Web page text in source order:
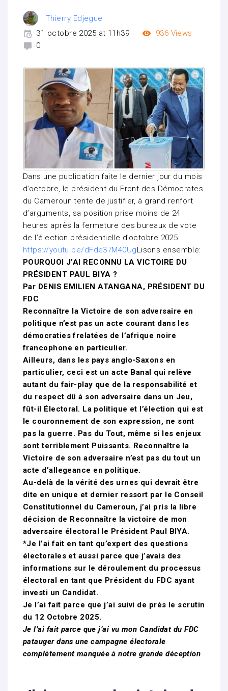
Thierry Edjegue
31 octobre 2025 at 11h39
936 Views
0
Dans une publication faite le dernier jour du mois
d’octobre, le président du Front des Démocrates
du Cameroun tente de justifier, à grand renfort
d’arguments, sa position prise moins de 24
heures après la fermeture des bureaux de vote
de l’élection présidentielle d’octobre 2025.
https://youtu.be/dFde37M40UgLisons ensemble:
POURQUOI J’AI RECONNU LA VICTOIRE DU
PRÉSIDENT PAUL BIYA ?
Par DENIS EMILIEN ATANGANA, PRÉSIDENT DU
FDC
Reconnaître la Victoire de son adversaire en
politique n’est pas un acte courant dans les
démocraties frelatées de l’afrique noire
francophone en particulier.
Ailleurs, dans les pays anglo-Saxons en
particulier, ceci est un acte Banal qui relève
autant du fair-play que de la responsabilité et
du respect dû à son adversaire dans un Jeu,
fût-il Électoral. La politique et l’élection qui est
le couronnement de son expression, ne sont
pas la guerre. Pas du Tout, même si les enjeux
sont terriblement Puissants. Reconnaître la
Victoire de son adversaire n’est pas du tout un
acte d’allegeance en politique.
Au-delà de la vérité des urnes qui devrait être
dite en unique et dernier ressort par le Conseil
Constitutionnel du Cameroun, j’ai pris la libre
décision de Reconnaître la victoire de mon
adversaire électoral le Président Paul BIYA.
*Je l’ai fait en tant qu’expert des questions
électorales et aussi parce que j’avais des
informations sur le déroulement du processus
électoral en tant que Président du FDC ayant
investi un Candidat.
Je l’ai fait parce que j’ai suivi de près le scrutin
du 12 Octobre 2025.
Je l’ai fait parce que j’ai vu mon Candidat du FDC
patauger dans une campagne électorale
complètement manquée à notre grande déception